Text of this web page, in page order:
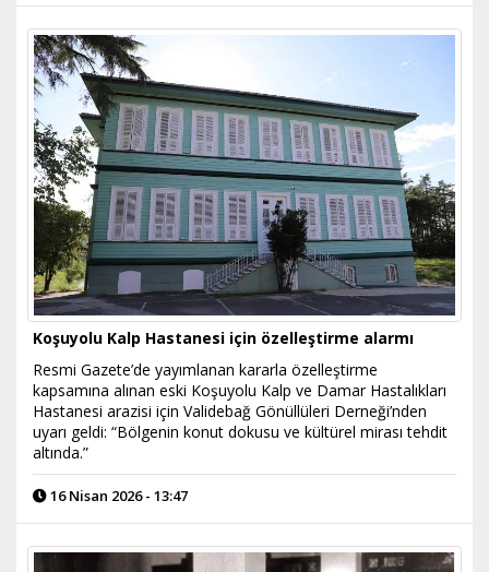
Koşuyolu Kalp Hastanesi için özelleştirme alarmı
Resmi Gazete’de yayımlanan kararla özelleştirme
kapsamına alınan eski Koşuyolu Kalp ve Damar Hastalıkları
Hastanesi arazisi için Validebağ Gönüllüleri Derneği’nden
uyarı geldi: “Bölgenin konut dokusu ve kültürel mirası tehdit
altında.”
16 Nisan 2026 - 13:47